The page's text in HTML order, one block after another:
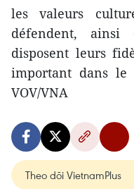
les valeurs
défendent, ainsi
disposent leurs
important dans le
VOV/VNA
Theo dõi VietnamPlus